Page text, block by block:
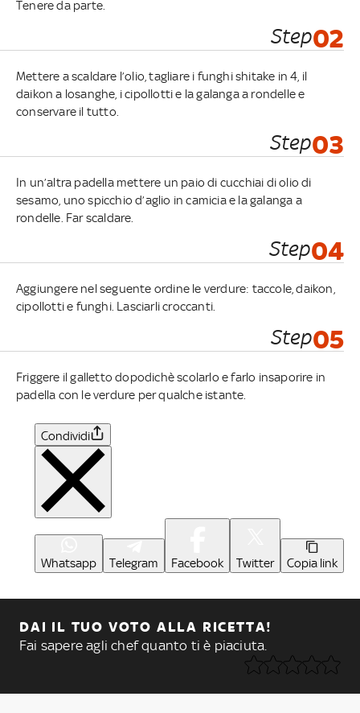
Tenere da parte.
Step02
Mettere a scaldare l’olio, tagliare i funghi shitake in 4, il
daikon a losanghe, i cipollotti e la galanga a rondelle e
conservare il tutto.
Step03
In un’altra padella mettere un paio di cucchiai di olio di
sesamo, uno spicchio d’aglio in camicia e la galanga a
rondelle. Far scaldare.
Step04
Aggiungere nel seguente ordine le verdure: taccole, daikon,
cipollotti e funghi. Lasciarli croccanti.
Step05
Friggere il galletto dopodichè scolarlo e farlo insaporire in
padella con le verdure per qualche istante.
Condividi
Whatsapp Telegram Facebook Twitter Copia link
DAI IL TUO VOTO ALLA RICETTA!
Fai sapere agli chef quanto ti è piaciuta.